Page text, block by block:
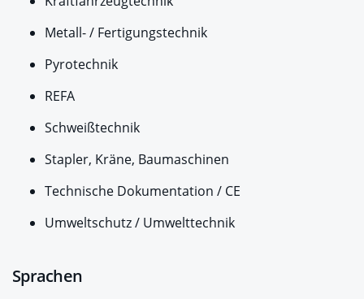
Metall- / Fertigungstechnik
Pyrotechnik
REFA
Schweißtechnik
Stapler, Kräne, Baumaschinen
Technische Dokumentation / CE
Umweltschutz / Umwelttechnik
Sprachen